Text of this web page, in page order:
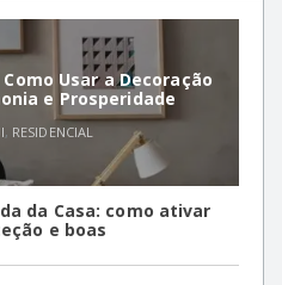
Usar a Decoração
e Prosperidade
, RESIDENCIAL
da Casa: como ativar
e boas